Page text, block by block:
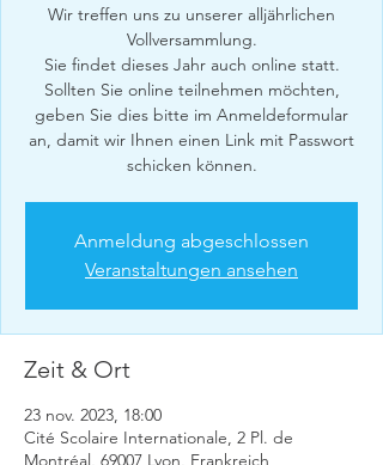
Wir treffen uns zu unserer alljährlichen
Vollversammlung.
Sie findet dieses Jahr auch online statt.
Sollten Sie online teilnehmen möchten,
geben Sie dies bitte im Anmeldeformular
an, damit wir Ihnen einen Link mit Passwort
schicken können.
Anmeldung abgeschlossen
Veranstaltungen ansehen
Zeit & Ort
23 nov. 2023, 18:00
Cité Scolaire Internationale, 2 Pl. de
Montréal, 69007 Lyon, Frankreich